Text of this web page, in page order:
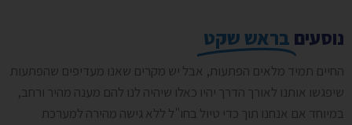
נוסעים בראש שקט
החיים תמיד מלאים הפתעות, אבל יש מקרים שאנו מעדיפים שהפתעות
שיפגשו אותנו לאורך הדרך יהיו כאלו שיהיה לנו להם מענה מהיר ורחב,
במיוחד אם אנחנו תוך כדי טיול בחו"ל ללא גישה מהירה למערכת